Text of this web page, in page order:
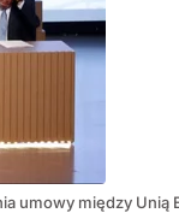
umowy między Unią